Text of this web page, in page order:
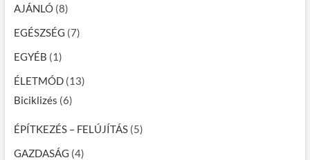
v
i
g
á
c
i
ó
AJÁNLÓ(8)
EGÉSZSÉG (7)
EGYÉB (1)
ÉLETMÓD(13)
Biciklizés (6)
ÉPÍTKEZÉS – FELÚJÍTÁS(5)
GAZDASÁG (4)